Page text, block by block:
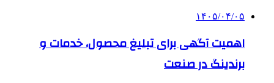
۱۴۰۵/۰۴/۰۵
اهمیت آگهی برای تبلیغ محصول، خدمات و
برندینگ در صنعت